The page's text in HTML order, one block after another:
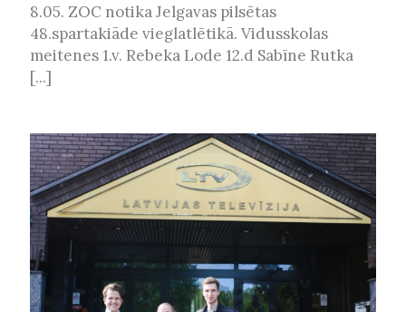
8.05. ZOC notika Jelgavas pilsētas
48.spartakiāde vieglatlētikā. Vidusskolas
meitenes 1.v. Rebeka Lode 12.d Sabīne Rutka
[...]